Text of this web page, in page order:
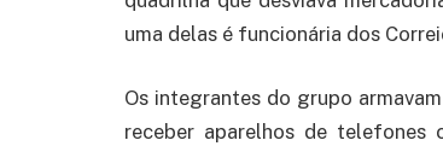
uma delas é funcionária dos
Os integrantes do grupo
receber aparelhos de telefones